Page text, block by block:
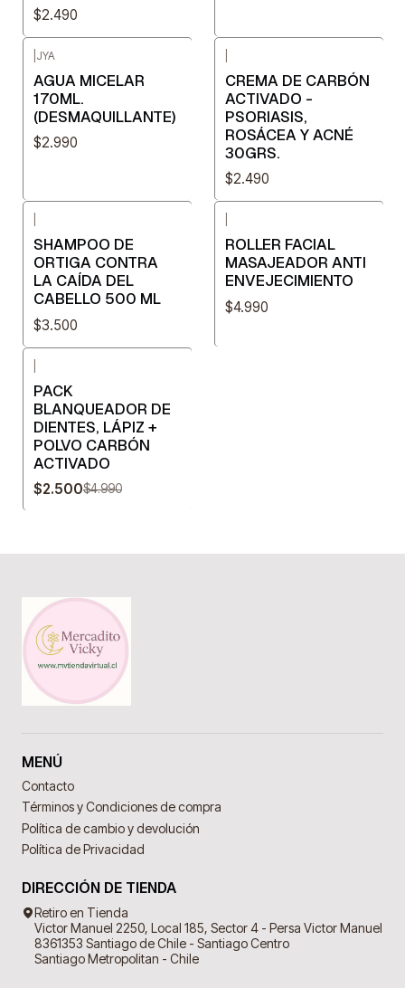
$2.490
JYA
AGUA MICELAR
170ML.
(DESMAQUILLANTE)
$2.990
CREMA DE CARBÓN
ACTIVADO -
PSORIASIS,
ROSÁCEA Y ACNÉ
30GRS.
$2.490
SHAMPOO DE
ORTIGA CONTRA
LA CAÍDA DEL
CABELLO 500 ML
$3.500
ROLLER FACIAL
MASAJEADOR ANTI
ENVEJECIMIENTO
$4.990
PACK
BLANQUEADOR DE
DIENTES, LÁPIZ +
POLVO CARBÓN
ACTIVADO
$2.500$4.990
MENÚ
Contacto
Términos y Condiciones de compra
Política de cambio y devolución
Política de Privacidad
DIRECCIÓN DE TIENDA
Retiro en Tienda
Victor Manuel 2250, Local 185, Sector 4 - Persa Victor Manuel
8361353 Santiago de Chile - Santiago Centro
Santiago Metropolitan - Chile